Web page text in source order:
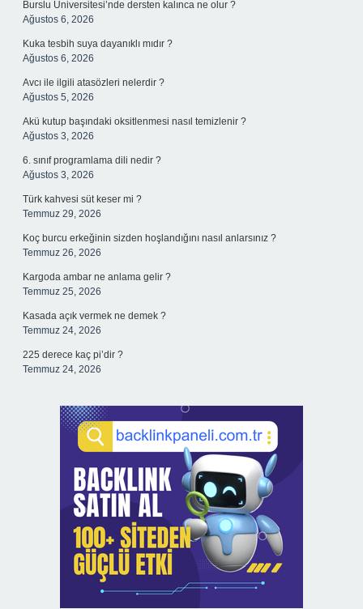
Burslu Üniversitesi’nde dersten kalınca ne olur ?
Ağustos 6, 2026
Kuka tesbih suya dayanıklı mıdır ?
Ağustos 6, 2026
Avcı ile ilgili atasözleri nelerdir ?
Ağustos 5, 2026
Akü kutup başındaki oksitlenmesi nasıl temizlenir ?
Ağustos 3, 2026
6. sınıf programlama dili nedir ?
Ağustos 3, 2026
Türk kahvesi süt keser mi ?
Temmuz 29, 2026
Koç burcu erkeğinin sizden hoşlandığını nasıl anlarsınız ?
Temmuz 26, 2026
Kargoda ambar ne anlama gelir ?
Temmuz 25, 2026
Kasada açık vermek ne demek ?
Temmuz 24, 2026
225 derece kaç pi’dir ?
Temmuz 24, 2026